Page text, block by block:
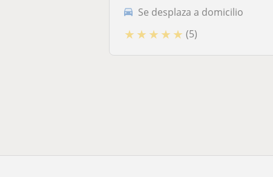
Se desplaza a domicilio
★ ★ ★ ★ ★ (5)